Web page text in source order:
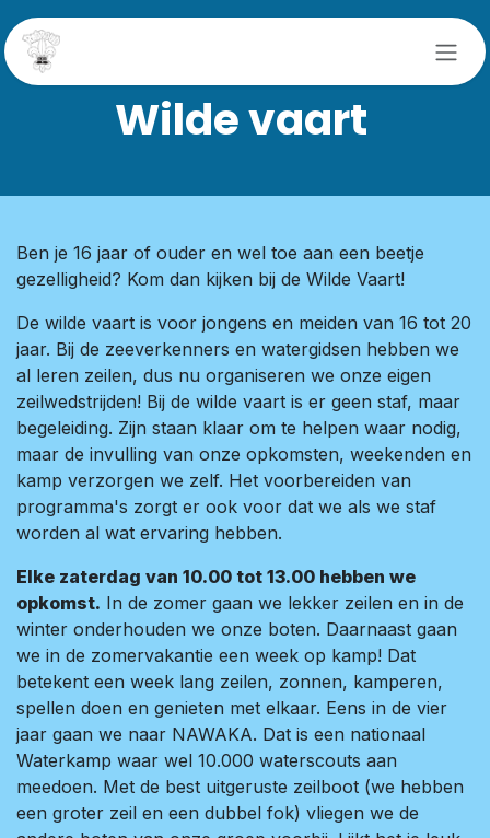
Skip to Content
Wilde vaart
Ben je 16 jaar of ouder en wel toe aan een beetje
gezelligheid? Kom dan kijken bij de Wilde Vaart!
De wilde vaart is voor jongens en meiden van 16 tot 20
jaar. Bij de zeeverkenners en watergidsen hebben we
al leren zeilen, dus nu organiseren we onze eigen
zeilwedstrijden! Bij de wilde vaart is er geen staf, maar
begeleiding. Zijn staan klaar om te helpen waar nodig,
maar de invulling van onze opkomsten, weekenden en
kamp verzorgen we zelf. Het voorbereiden van
programma's zorgt er ook voor dat we als we staf
worden al wat ervaring hebben.
Elke zaterdag van 10.00 tot 13.00 hebben we
opkomst. In de zomer gaan we lekker zeilen en in de
winter onderhouden we onze boten. Daarnaast gaan
we in de zomervakantie een week op kamp! Dat
betekent een week lang zeilen, zonnen, kamperen,
spellen doen en genieten met elkaar. Eens in de vier
jaar gaan we naar NAWAKA. Dat is een nationaal
Waterkamp waar wel 10.000 waterscouts aan
meedoen. Met de best uitgeruste zeilboot (we hebben
een groter zeil en een dubbel fok) vliegen we de